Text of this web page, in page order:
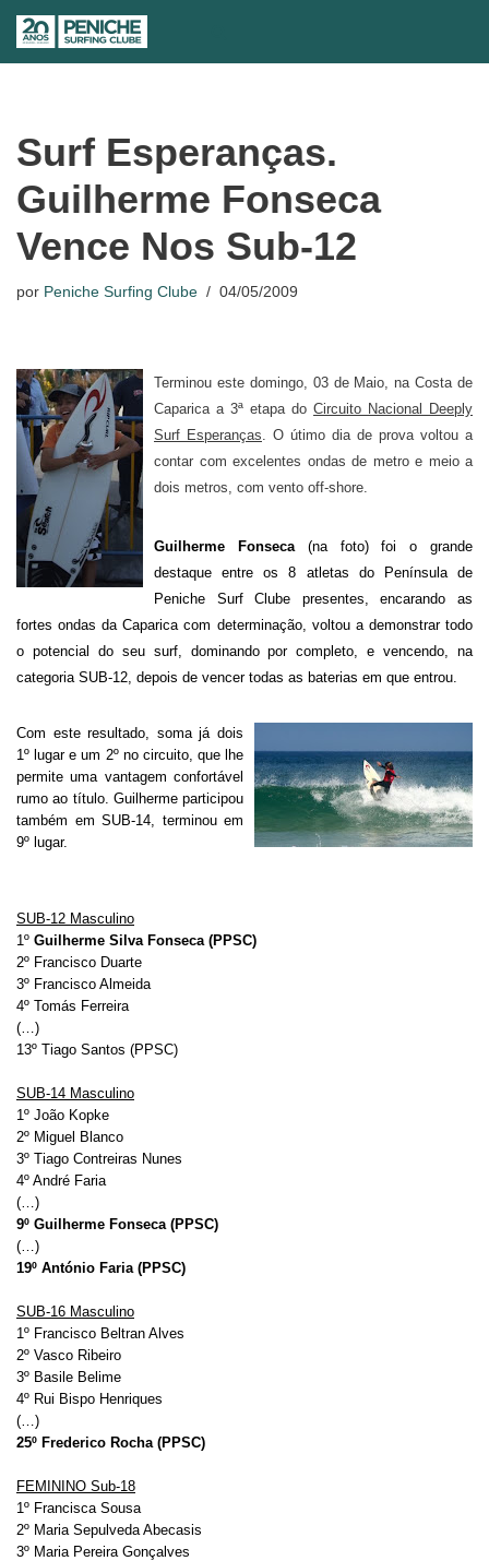
conteúdo
Surf Esperanças.
Guilherme Fonseca
Vence Nos Sub-12
por Peniche Surfing Clube 04/05/2009
Terminou este domingo, 03 de Maio, na Costa de
Caparica a 3ª etapa do Circuito Nacional Deeply
Surf Esperanças. O útimo dia de prova voltou a
contar com excelentes ondas de metro e meio a
dois metros, com vento off-shore.
Guilherme Fonseca(na foto) foi o grande
destaque entre os 8 atletas do Península de
Peniche Surf Clube presentes, encarando as
fortes ondas da Caparica com determinação, voltou a demonstrar todo
o potencial do seu surf, dominando por completo, e vencendo, na
categoria SUB-12, depois de vencer todas as baterias em que entrou.
Com este resultado, soma já dois
1º lugar e um 2º no circuito, que lhe
permite uma vantagem confortável
rumo ao título. Guilherme participou
também em SUB-14, terminou em
9º lugar.
SUB-12 Masculino
1º Guilherme Silva Fonseca (PPSC)
2º Francisco Duarte
3º Francisco Almeida
4º Tomás Ferreira
(…)
13º Tiago Santos (PPSC)
SUB-14 Masculino
1º João Kopke
2º Miguel Blanco
3º Tiago Contreiras Nunes
4º André Faria
(…)
9º Guilherme Fonseca (PPSC)
(…)
19º António Faria (PPSC)
SUB-16 Masculino
1º Francisco Beltran Alves
2º Vasco Ribeiro
3º Basile Belime
4º Rui Bispo Henriques
(…)
25º Frederico Rocha (PPSC)
FEMININO Sub-18
1º Francisca Sousa
2º Maria Sepulveda Abecasis
3º Maria Pereira Gonçalves